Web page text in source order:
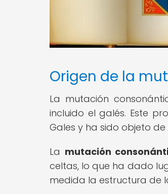
Origen de la
La mutación
incluido el galés. Este
Gales y ha sido objeto
La mutación
celtas, lo que ha dado
medida la estructura de